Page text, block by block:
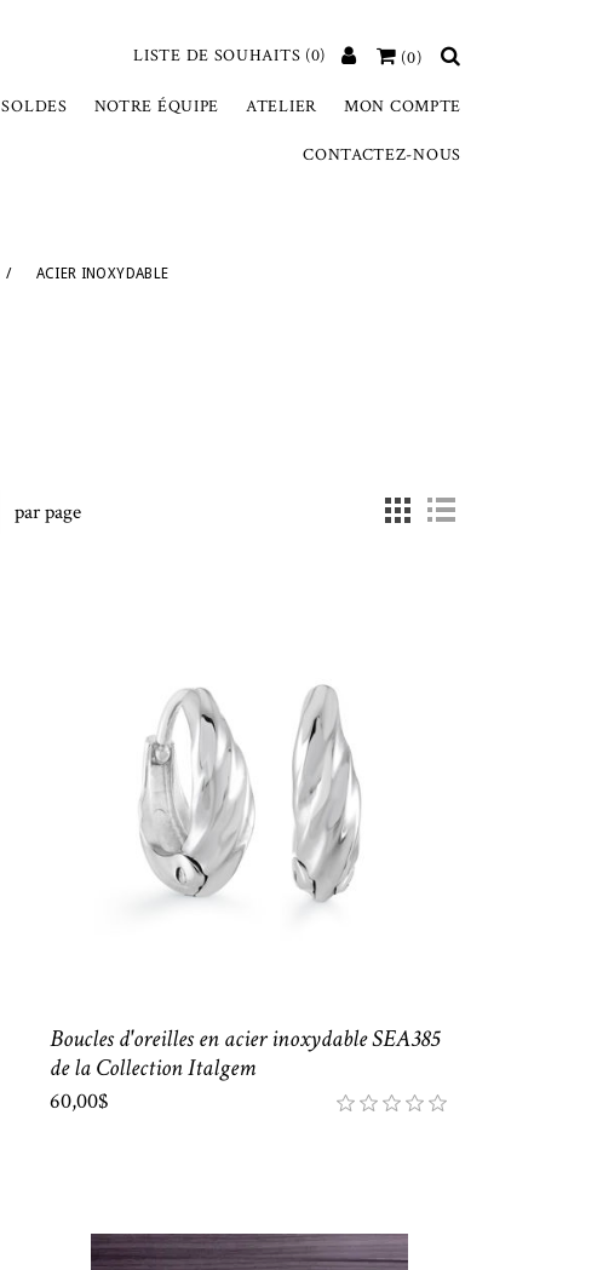
(0)
LISTE DE SOUHAITS (0)
SOLDES NOTRE ÉQUIPE ATELIER MON COMPTE
CONTACTEZ-NOUS
/ ACIER INOXYDABLE
par page
Boucles d'oreilles en acier inoxydable SEA385
de la Collection Italgem
60,00$